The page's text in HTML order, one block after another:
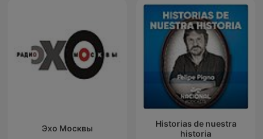
Эхо Москвы
Historias de nuestra
historia